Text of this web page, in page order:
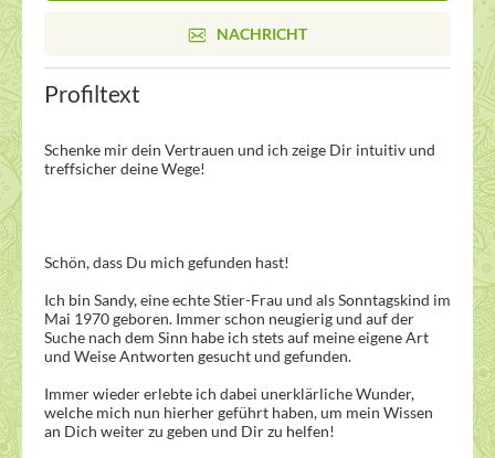
NACHRICHT
Profiltext
Schenke mir dein Vertrauen und ich zeige Dir intuitiv und
treffsicher deine Wege!
Schön, dass Du mich gefunden hast!
Ich bin Sandy, eine echte Stier-Frau und als Sonntagskind im
Mai 1970 geboren. Immer schon neugierig und auf der
Suche nach dem Sinn habe ich stets auf meine eigene Art
und Weise Antworten gesucht und gefunden.
Immer wieder erlebte ich dabei unerklärliche Wunder,
welche mich nun hierher geführt haben, um mein Wissen
an Dich weiter zu geben und Dir zu helfen!